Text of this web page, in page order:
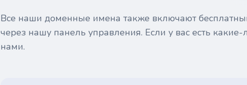
Все наши доменные имена также включают
через нашу панель управления. Если у вас есть
нами.